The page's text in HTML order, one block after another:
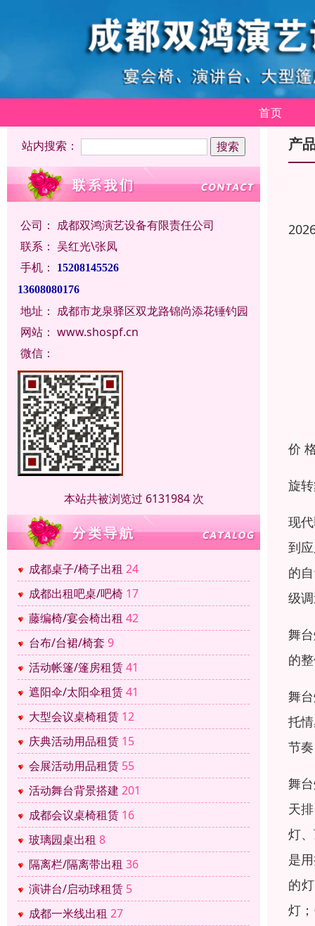
首页
站内搜索：
公司： 成都双鸿演艺设备有限责任公司
联系： 吴红光\张凤
手机：
15208145526
13608080176
地址： 成都市龙泉驿区双龙路锦尚添花锤钓园
网站： www.shospf.cn
微信：
本站共被浏览过 6131984 次
成都桌子/椅子出租 24
成都出租吧桌/吧椅 17
藤编椅/宴会椅出租 42
台布/台裙/椅套 9
活动帐篷/篷房租赁41
遮阳伞/太阳伞租赁41
大型会议桌椅租赁 12
庆典活动用品租赁 15
会展活动用品租赁 55
活动舞台背景搭建 201
成都会议桌椅租赁 16
玻璃园桌出租 8
隔离栏/隔离带出租 36
演讲台/启动球租赁 5
成都一米线出租 27
产
价
旋
现
到
的
级
舞
的
舞
托
节
舞
天
灯
是
的
灯